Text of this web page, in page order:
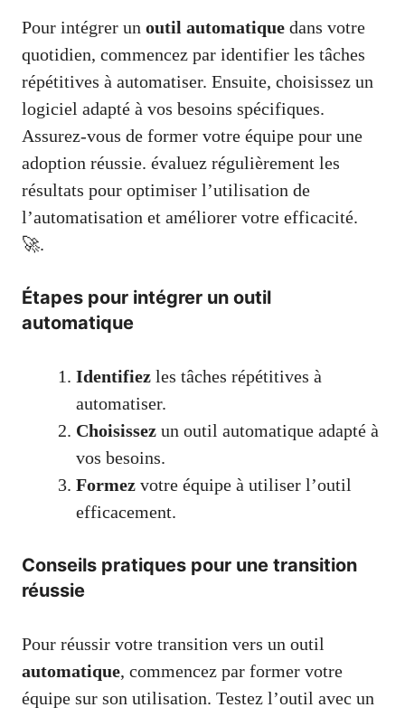
Pour intégrer un outil automatique dans votre
quotidien, commencez par identifier les tâches
répétitives à automatiser. Ensuite, choisissez un
logiciel adapté à vos besoins spécifiques.
Assurez-vous de former votre équipe pour une
adoption réussie. évaluez régulièrement les
résultats pour optimiser l’utilisation de
l’automatisation et améliorer votre efficacité.
🚀.
Étapes pour intégrer un outil
automatique
Identifiez les tâches répétitives à
automatiser.
Choisissez un outil automatique adapté à
vos besoins.
Formez votre équipe à utiliser l’outil
efficacement.
Conseils pratiques pour une transition
réussie
Pour réussir votre transition vers un outil
automatique, commencez par former votre
équipe sur son utilisation. Testez l’outil avec un